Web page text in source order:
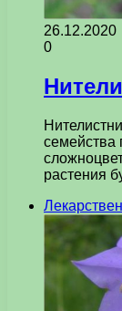
26.12.2020
0
семейства
растения